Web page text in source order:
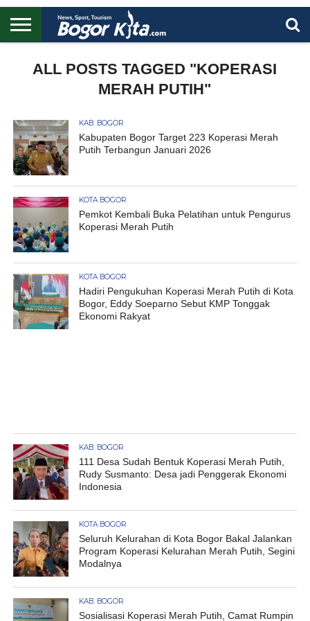
UTAMA
ALL POSTS TAGGED "KOPERASI
MERAH PUTIH"
KAB. BOGOR
Kabupaten Bogor Target 223 Koperasi Merah
Putih Terbangun Januari 2026
KOTA BOGOR
Pemkot Kembali Buka Pelatihan untuk Pengurus
Koperasi Merah Putih
KOTA BOGOR
Hadiri Pengukuhan Koperasi Merah Putih di Kota
Bogor, Eddy Soeparno Sebut KMP Tonggak
Ekonomi Rakyat
KAB. BOGOR
111 Desa Sudah Bentuk Koperasi Merah Putih,
Rudy Susmanto: Desa jadi Penggerak Ekonomi
Indonesia
KOTA BOGOR
Seluruh Kelurahan di Kota Bogor Bakal Jalankan
Program Koperasi Kelurahan Merah Putih, Segini
Modalnya
KAB. BOGOR
Sosialisasi Koperasi Merah Putih, Camat Rumpin